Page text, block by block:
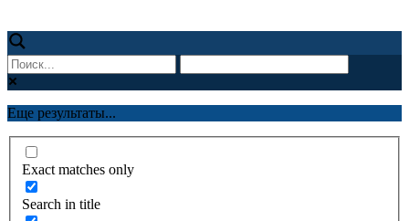
Еще результаты...
Exact matches only
Search in title